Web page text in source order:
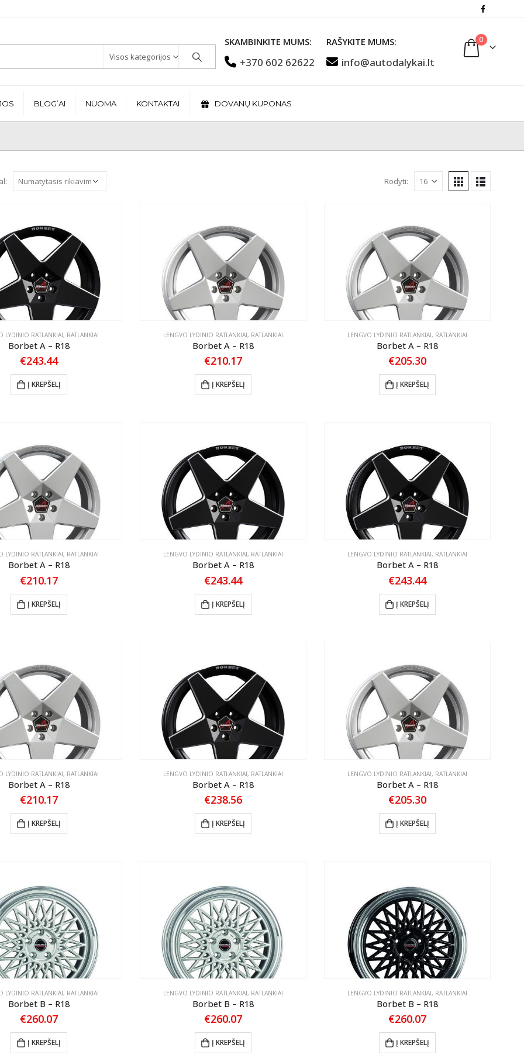
Visos kategorijos
SKAMBINKITE MUMS:
+370 602 62622
RAŠYKITE MUMS:
info@autodalykai.lt
0
BLOG’AI NUOMA KONTAKTAI DOVANŲ KUPONAS
Rodyti:
LYDINIO RATLANKIAI, RATLANKIAI
Borbet A – R18
€243.44
Į KREPŠELĮ
LENGVO LYDINIO RATLANKIAI, RATLANKIAI
Borbet A – R18
€210.17
Į KREPŠELĮ
LENGVO LYDINIO RATLANKIAI, RATLANKIAI
Borbet A – R18
€205.30
Į KREPŠELĮ
LYDINIO RATLANKIAI, RATLANKIAI
Borbet A – R18
€210.17
Į KREPŠELĮ
LENGVO LYDINIO RATLANKIAI, RATLANKIAI
Borbet A – R18
€243.44
Į KREPŠELĮ
LENGVO LYDINIO RATLANKIAI, RATLANKIAI
Borbet A – R18
€243.44
Į KREPŠELĮ
LYDINIO RATLANKIAI, RATLANKIAI
Borbet A – R18
€210.17
Į KREPŠELĮ
LENGVO LYDINIO RATLANKIAI, RATLANKIAI
Borbet A – R18
€238.56
Į KREPŠELĮ
LENGVO LYDINIO RATLANKIAI, RATLANKIAI
Borbet A – R18
€205.30
Į KREPŠELĮ
LYDINIO RATLANKIAI, RATLANKIAI
Borbet B – R18
€260.07
Į KREPŠELĮ
LENGVO LYDINIO RATLANKIAI, RATLANKIAI
Borbet B – R18
€260.07
Į KREPŠELĮ
LENGVO LYDINIO RATLANKIAI, RATLANKIAI
Borbet B – R18
€260.07
Į KREPŠELĮ